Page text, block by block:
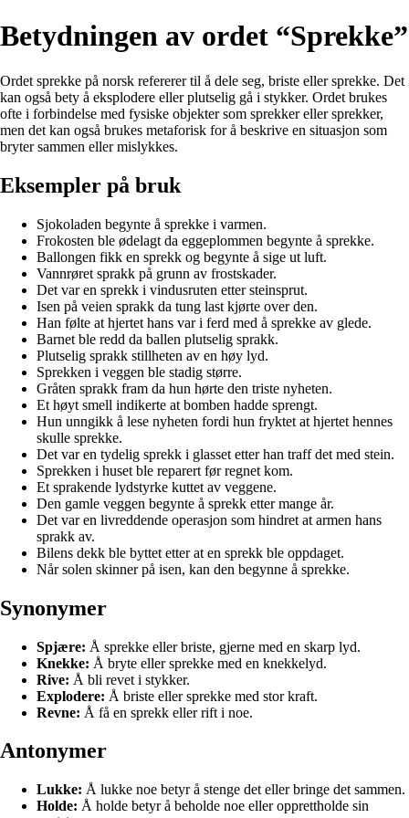
Betydningen av ordet “Sprekke”
Ordet sprekke på norsk refererer til å dele seg, briste eller sprekke. Det
kan også bety å eksplodere eller plutselig gå i stykker. Ordet brukes
ofte i forbindelse med fysiske objekter som sprekker eller sprekker,
men det kan også brukes metaforisk for å beskrive en situasjon som
bryter sammen eller mislykkes.
Eksempler på bruk
Sjokoladen begynte å sprekke i varmen.
Frokosten ble ødelagt da eggeplommen begynte å sprekke.
Ballongen fikk en sprekk og begynte å sige ut luft.
Vannrøret sprakk på grunn av frostskader.
Det var en sprekk i vindusruten etter steinsprut.
Isen på veien sprakk da tung last kjørte over den.
Han følte at hjertet hans var i ferd med å sprekke av glede.
Barnet ble redd da ballen plutselig sprakk.
Plutselig sprakk stillheten av en høy lyd.
Sprekken i veggen ble stadig større.
Gråten sprakk fram da hun hørte den triste nyheten.
Et høyt smell indikerte at bomben hadde sprengt.
Hun unngikk å lese nyheten fordi hun fryktet at hjertet hennes
skulle sprekke.
Det var en tydelig sprekk i glasset etter han traff det med stein.
Sprekken i huset ble reparert før regnet kom.
Et sprakende lydstyrke kuttet av veggene.
Den gamle veggen begynte å sprekk etter mange år.
Det var en livreddende operasjon som hindret at armen hans
sprakk av.
Bilens dekk ble byttet etter at en sprekk ble oppdaget.
Når solen skinner på isen, kan den begynne å sprekke.
Synonymer
Spjære: Å sprekke eller briste, gjerne med en skarp lyd.
Knekke: Å bryte eller sprekke med en knekkelyd.
Rive: Å bli revet i stykker.
Explodere: Å briste eller sprekke med stor kraft.
Revne: Å få en sprekk eller rift i noe.
Antonymer
Lukke: Å lukke noe betyr å stenge det eller bringe det sammen.
Holde: Å holde betyr å beholde noe eller opprettholde sin